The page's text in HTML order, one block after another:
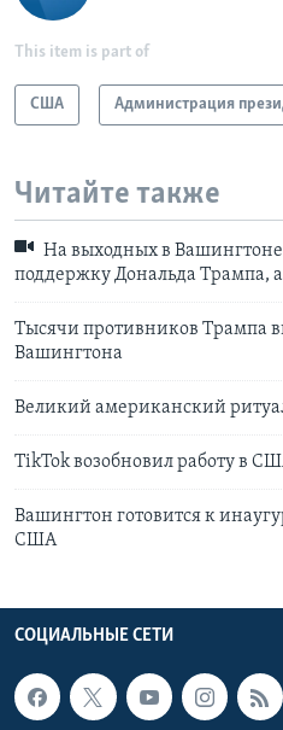
This item is part of
США Администрация
Читайте также
На выходных в
поддержку Дональда Трампа,
Тысячи противников Трампа
Вашингтона
Великий американский
TikTok возобновил работу в
Вашингтон готовится к
США
СОЦИАЛЬНЫЕ СЕТИ